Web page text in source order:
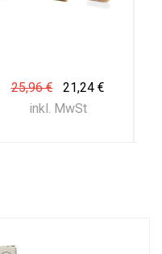
25,96 €
21,24 €
inkl. MwSt